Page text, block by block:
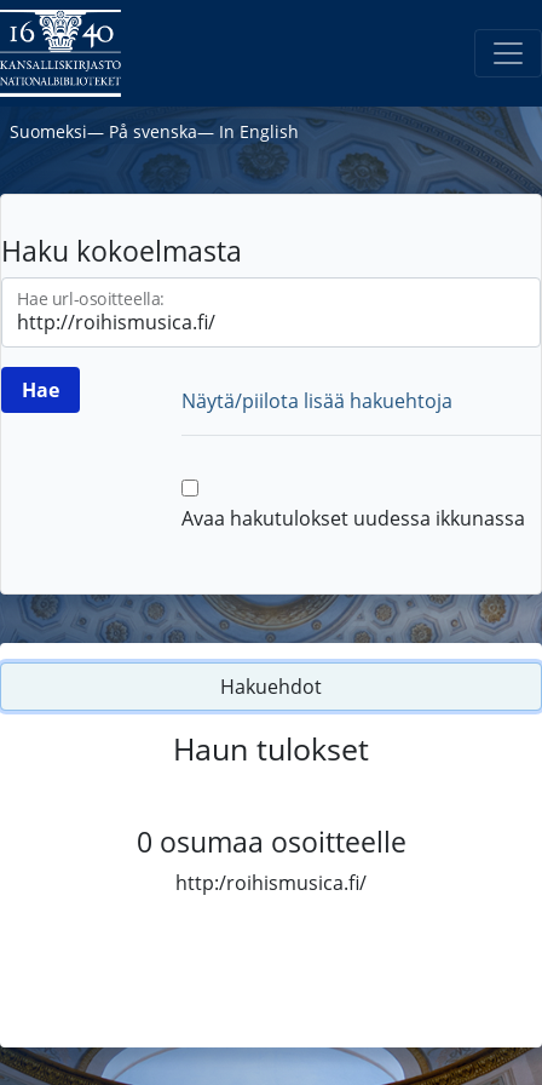
Suomeksi― På svenska― In English
Haku kokoelmasta
Hae url-osoitteella:
Näytä/piilota lisää hakuehtoja
Avaa hakutulokset uudessa ikkunassa
Hakuehdot
Haun tulokset
0 osumaa osoitteelle
http:/roihismusica.fi/